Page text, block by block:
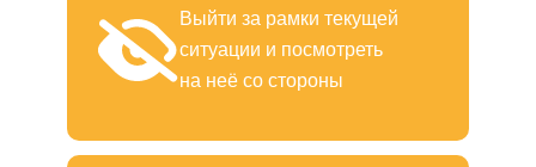
Выйти за рамки текущей
ситуации и посмотреть
на неё со стороны